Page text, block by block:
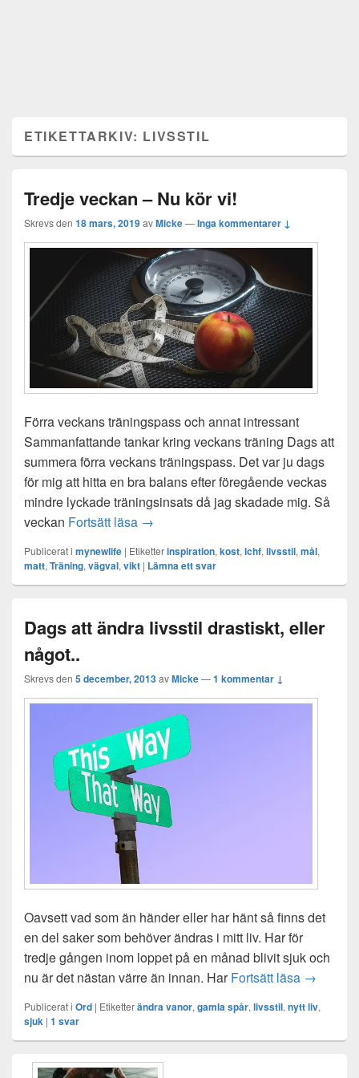
ETIKETTARKIV: LIVSSTIL
Tredje veckan – Nu kör vi!
Skrevs den 18 mars, 2019avMicke—Inga kommentarer ↓
Förra veckans träningspass och annat intressant
Sammanfattande tankar kring veckans träning Dags att
summera förra veckans träningspass. Det var ju dags
för mig att hitta en bra balans efter föregående veckas
mindre lyckade träningsinsats då jag skadade mig. Så
veckan Fortsätt läsa Tredje veckan – Nu kör vi!
→
Publicerat i mynewlife | Etiketterinspiration,kost,lchf,livsstil,mål,
matt,Träning,vägval,vikt | Lämna ett svar
Dags att ändra livsstil drastiskt, eller
något..
Skrevs den 5 december, 2013avMicke—1 kommentar ↓
Oavsett vad som än händer eller har hänt så finns det
en del saker som behöver ändras i mitt liv. Har för
tredje gången inom loppet på en månad blivit sjuk och
nu är det nästan värre än innan. HarFortsätt läsa Dags att
→
Publicerat i Ord | Etiketterändra vanor, gamla spår, livsstil, nytt liv,
sjuk | 1 svar
Primära
sidofältet